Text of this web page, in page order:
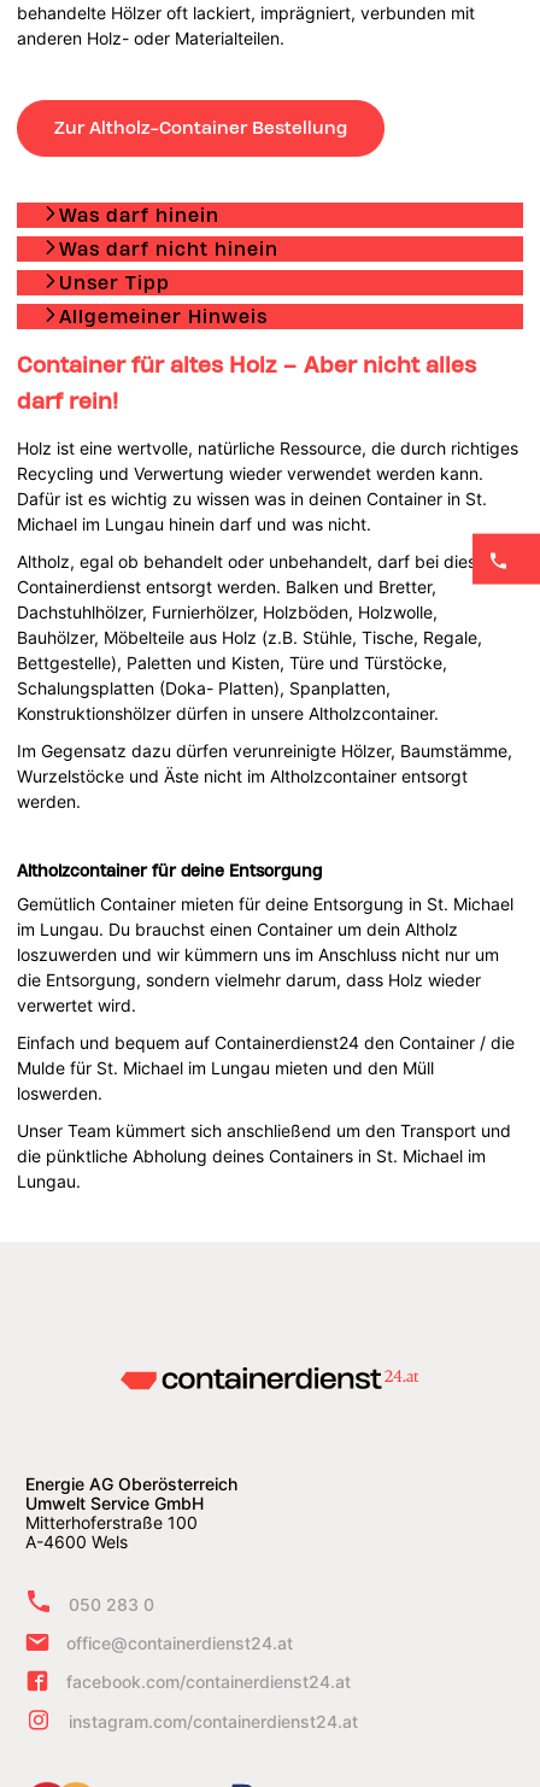
behandelte Hölzer oft lackiert, imprägniert, verbunden mit
anderen Holz- oder Materialteilen.
Zur Altholz-Container Bestellung
Was darf hinein
Was darf nicht hinein
Unser Tipp
Allgemeiner Hinweis
Container für altes Holz – Aber nicht alles
darf rein!
Holz ist eine wertvolle, natürliche Ressource, die durch richtiges
Recycling und Verwertung wieder verwendet werden kann.
Dafür ist es wichtig zu wissen was in deinen Container in St.
Michael im Lungau hinein darf und was nicht.
Altholz, egal ob behandelt oder unbehandelt, darf bei diesem
Containerdienst entsorgt werden. Balken und Bretter,
Dachstuhlhölzer, Furnierhölzer, Holzböden, Holzwolle,
Bauhölzer, Möbelteile aus Holz (z.B. Stühle, Tische, Regale,
Bettgestelle), Paletten und Kisten, Türe und Türstöcke,
Schalungsplatten (Doka- Platten), Spanplatten,
Konstruktionshölzer dürfen in unsere Altholzcontainer.
Im Gegensatz dazu dürfen verunreinigte Hölzer, Baumstämme,
Wurzelstöcke und Äste nicht im Altholzcontainer entsorgt
werden.
Altholzcontainer für deine Entsorgung
Gemütlich Container mieten für deine Entsorgung in St. Michael
im Lungau. Du brauchst einen Container um dein Altholz
loszuwerden und wir kümmern uns im Anschluss nicht nur um
die Entsorgung, sondern vielmehr darum, dass Holz wieder
verwertet wird.
Einfach und bequem auf Containerdienst24 den Container / die
Mulde für St. Michael im Lungau mieten und den Müll
loswerden.
Unser Team kümmert sich anschließend um den Transport und
die pünktliche Abholung deines Containers in St. Michael im
Lungau.
Energie AG Oberösterreich
Umwelt Service GmbH
Mitterhoferstraße 100
A-4600 Wels
050 283 0
office@containerdienst24.at
facebook.com/containerdienst24.at
instagram.com/containerdienst24.at